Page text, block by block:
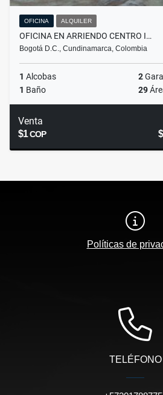
OFICINA ALQUILER
OFICINA EN ARRIENDO CENTRO I…
Bogotá D.C., Cundinamarca, Colombia
1 Alcobas 2
1 Baño 29
Venta
$1COP
Políticas de
TELÉFONO